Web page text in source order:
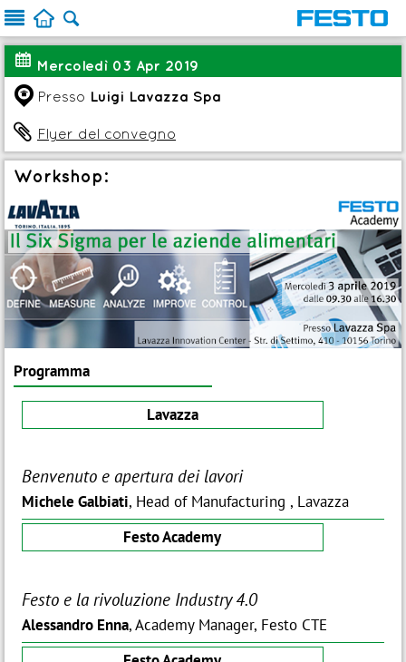
  
Workshop:
Programma
Lavazza
Benvenuto e apertura dei lavori
Michele Galbiati, Head of Manufacturing , Lavazza
Festo Academy
Festo e la rivoluzione Industry 4.0
Alessandro Enna, Academy Manager, Festo CTE
: Mercoledì 03 Apr 2019
q Presso Luigi Lavazza Spa
 Flyer del convegno